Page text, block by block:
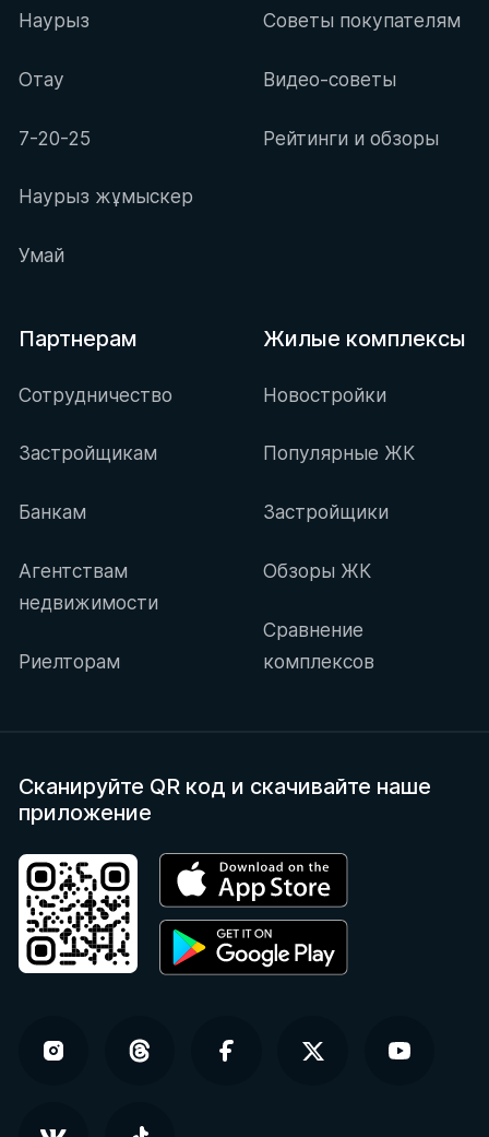
Наурыз
Отау
7-20-25
Наурыз жұмыскер
Умай
Советы покупателям
Видео-советы
Рейтинги и обзоры
Партнерам
Сотрудничество
Застройщикам
Банкам
Агентствам
недвижимости
Риелторам
Жилые комплексы
Новостройки
Популярные ЖК
Застройщики
Обзоры ЖК
Сравнение
комплексов
Сканируйте QR код и скачивайте наше
приложение